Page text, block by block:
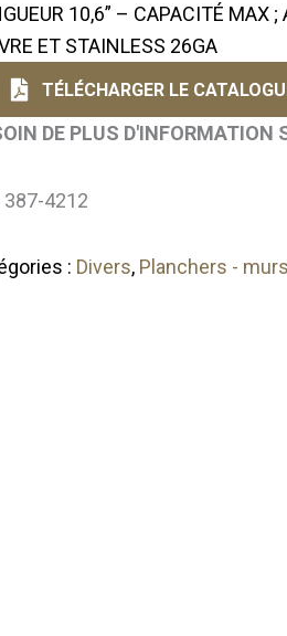
10,6” – CAPACITÉ MAX ;
ET STAINLESS 26GA
TÉLÉCHARGER LE
DE PLUS D'INFORMATION
387-4212
: Divers, Planchers -